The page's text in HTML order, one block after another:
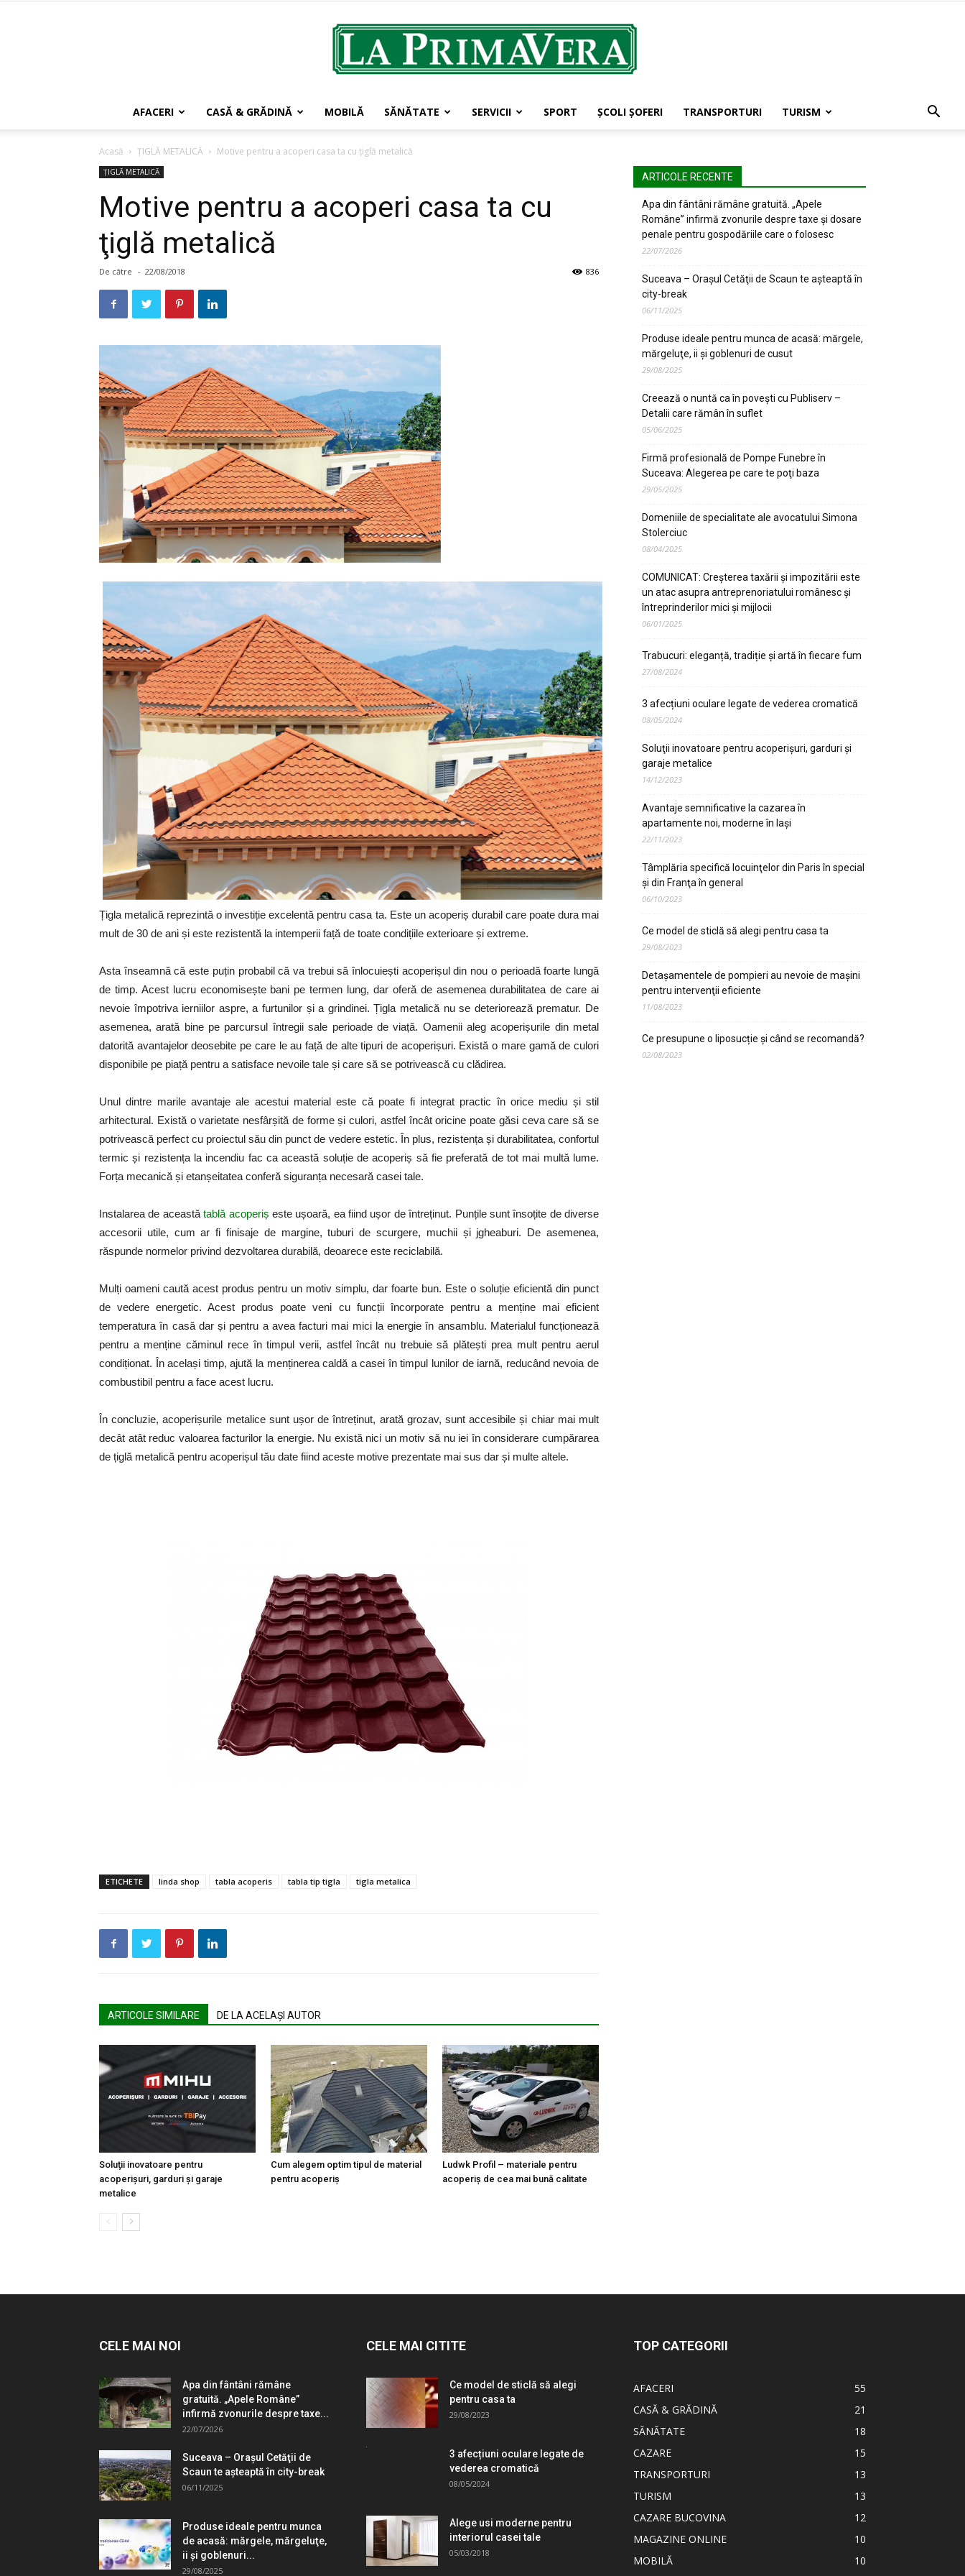
AFACERI CASĂ & GRĂDINĂ MOBILĂ SĂNĂTATE SERVICII SPORT ŞCOLI ŞOFERI TRANSPORTURI TURISM
Acasă ŢIGLĂ METALICĂ Motive pentru a acoperi casa ta cu ţiglă metalică
ŢIGLĂ METALICĂ
Motive pentru a acoperi casa ta cu
ţiglă metalică
De către - 22/08/2018 836
Țigla metalică reprezintă o investiție excelentă pentru casa ta. Este un acoperiș durabil care poate dura mai
mult de 30 de ani și este rezistentă la intemperii față de toate condițiile exterioare și extreme.
Asta înseamnă că este puțin probabil că va trebui să înlocuiești acoperișul din nou o perioadă foarte lungă
de timp. Acest lucru economisește bani pe termen lung, dar oferă de asemenea durabilitatea de care ai
nevoie împotriva ierniilor aspre, a furtunilor și a grindinei. Țigla metalică nu se deteriorează prematur. De
asemenea, arată bine pe parcursul întregii sale perioade de viață. Oamenii aleg acoperișurile din metal
datorită avantajelor deosebite pe care le au față de alte tipuri de acoperișuri. Există o mare gamă de culori
disponibile pe piață pentru a satisface nevoile tale și care să se potrivească cu clădirea.
Unul dintre marile avantaje ale acestui material este că poate fi integrat practic în orice mediu și stil
arhitectural. Există o varietate nesfârșită de forme și culori, astfel încât oricine poate găsi ceva care să se
potrivească perfect cu proiectul său din punct de vedere estetic. În plus, rezistența și durabilitatea, confortul
termic și rezistența la incendiu fac ca această soluție de acoperiș să fie preferată de tot mai multă lume.
Forța mecanică și etanșeitatea conferă siguranța necesară casei tale.
Instalarea de aceastătablă acoperiș este ușoară, ea fiind ușor de întreținut. Punțile sunt însoțite de diverse
accesorii utile, cum ar fi finisaje de margine, tuburi de scurgere, muchii și jgheaburi. De asemenea,
răspunde normelor privind dezvoltarea durabilă, deoarece este reciclabilă.
Mulți oameni caută acest produs pentru un motiv simplu, dar foarte bun. Este o soluție eficientă din punct
de vedere energetic. Acest produs poate veni cu funcții încorporate pentru a menține mai eficient
temperatura în casă dar și pentru a avea facturi mai mici la energie în ansamblu. Materialul funcționează
pentru a menține căminul rece în timpul verii, astfel încât nu trebuie să plătești prea mult pentru aerul
condiționat. În același timp, ajută la menținerea caldă a casei în timpul lunilor de iarnă, reducând nevoia de
combustibil pentru a face acest lucru.
În concluzie, acoperișurile metalice sunt ușor de întreținut, arată grozav, sunt accesibile și chiar mai mult
decât atât reduc valoarea facturilor la energie. Nu există nici un motiv să nu iei în considerare cumpărarea
de țiglă metalică pentru acoperișul tău date fiind aceste motive prezentate mai sus dar și multe altele.
ETICHETE linda shop tabla acoperis tabla tip tigla tigla metalica
ARTICOLE SIMILARE DE LA ACELAȘI AUTOR
Soluţii inovatoare pentru
acoperişuri, garduri şi garaje
metalice
Cum alegem optim tipul de material
pentru acoperiş
Ludwk Profil – materiale pentru
acoperiș de cea mai bună calitate
ARTICOLE RECENTE
Apa din fântâni rămâne gratuită. „Apele
Române” infirmă zvonurile despre taxe și dosare
penale pentru gospodăriile care o folosesc
22/07/2026
Suceava – Oraşul Cetăţii de Scaun te aşteaptă în
city-break
06/11/2025
Produse ideale pentru munca de acasă: mărgele,
mărgeluţe, ii şi goblenuri de cusut
29/08/2025
Creează o nuntă ca în poveşti cu Publiserv –
Detalii care rămân în suflet
05/06/2025
Firmă profesională de Pompe Funebre în
Suceava: Alegerea pe care te poţi baza
29/05/2025
Domeniile de specialitate ale avocatului Simona
Stolerciuc
08/04/2025
COMUNICAT: Creșterea taxării și impozitării este
un atac asupra antreprenoriatului românesc și
întreprinderilor mici și mijlocii
06/01/2025
Trabucuri: eleganță, tradiție și artă în fiecare fum
27/08/2024
3 afecțiuni oculare legate de vederea cromatică
08/05/2024
Soluţii inovatoare pentru acoperişuri, garduri şi
garaje metalice
14/12/2023
Avantaje semnificative la cazarea în
apartamente noi, moderne în Iaşi
22/11/2023
Tâmplăria specifică locuinţelor din Paris în special
şi din Franţa în general
06/10/2023
Ce model de sticlă să alegi pentru casa ta
29/08/2023
Detaşamentele de pompieri au nevoie de maşini
pentru intervenţii eficiente
11/08/2023
Ce presupune o liposucție și când se recomandă?
02/08/2023
CELE MAI NOI
Apa din fântâni rămâne
gratuită. „Apele Române”
infirmă zvonurile despre taxe...
22/07/2026
Suceava – Oraşul Cetăţii de
Scaun te aşteaptă în city-break
06/11/2025
Produse ideale pentru munca
de acasă: mărgele, mărgeluţe,
ii şi goblenuri...
29/08/2025
CELE MAI CITITE
Ce model de sticlă să alegi
pentru casa ta
29/08/2023
3 afecțiuni oculare legate de
vederea cromatică
08/05/2024
Alege usi moderne pentru
interiorul casei tale
05/03/2018
TOP CATEGORII
AFACERI
55
CASĂ & GRĂDINĂ
21
SĂNĂTATE
18
CAZARE
15
TRANSPORTURI
13
TURISM
13
CAZARE BUCOVINA
12
MAGAZINE ONLINE
10
MOBILĂ
10